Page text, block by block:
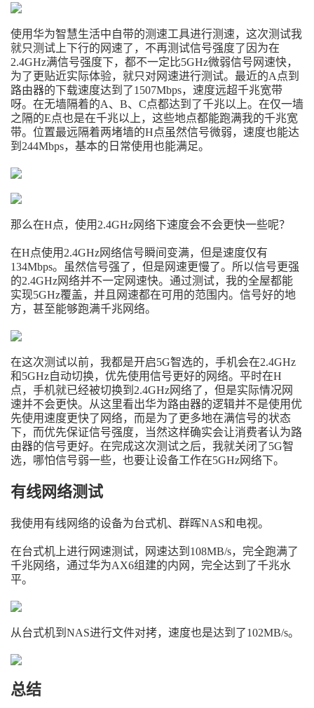
使用华为智慧生活中自带的测速工具进行测速，这次测试我
就只测试上下行的网速了，不再测试信号强度了因为在
2.4GHz满信号强度下，都不一定比5GHz微弱信号网速快，
为了更贴近实际体验，就只对网速进行测试。最近的A点到
路由器的下载速度达到了1507Mbps，速度远超千兆宽带
呀。在无墙隔着的A、B、C点都达到了千兆以上。在仅一墙
之隔的E点也是在千兆以上，这些地点都能跑满我的千兆宽
带。位置最远隔着两堵墙的H点虽然信号微弱，速度也能达
到244Mbps，基本的日常使用也能满足。
那么在H点，使用2.4GHz网络下速度会不会更快一些呢？
在H点使用2.4GHz网络信号瞬间变满，但是速度仅有
134Mbps。虽然信号强了，但是网速更慢了。所以信号更强
的2.4GHz网络并不一定网速快。通过测试，我的全屋都能
实现5GHz覆盖，并且网速都在可用的范围内。信号好的地
方，甚至能够跑满千兆网络。
在这次测试以前，我都是开启5G智选的，手机会在2.4GHz
和5GHz自动切换，优先使用信号更好的网络。平时在H
点，手机就已经被切换到2.4GHz网络了，但是实际情况网
速并不会更快。从这里看出华为路由器的逻辑并不是使用优
先使用速度更快了网络，而是为了更多地在满信号的状态
下，而优先保证信号强度，当然这样确实会让消费者认为路
由器的信号更好。在完成这次测试之后，我就关闭了5G智
选，哪怕信号弱一些，也要让设备工作在5GHz网络下。
有线网络测试
我使用有线网络的设备为台式机、群晖NAS和电视。
在台式机上进行网速测试，网速达到108MB/s，完全跑满了
千兆网络，通过华为AX6组建的内网，完全达到了千兆水
平。
从台式机到NAS进行文件对拷，速度也是达到了102MB/s。
总结